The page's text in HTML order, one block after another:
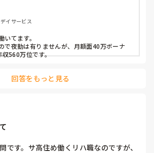
近く頑張りましたが業績悪化で給料50
。最後年収400万でした。18年間サービ
前の職場とやる事はそこまで変わりませ
なりました。
イサービス
てます。
で夜勤は有りませんが、月額面40万ボーナ
560万位です。
回答をもっと見る
です。サ高住め働くリハ職なのですが、